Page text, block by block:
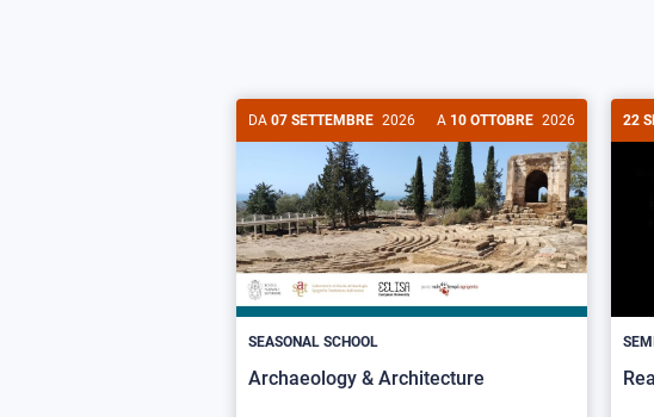
DA 07 SETTEMBRE 2026 A 10 OTTOBRE 2026
SEASONAL SCHOOL
Archaeology & Architecture
22